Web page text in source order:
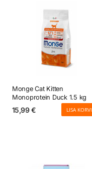
Monge Cat Kitten
Monoprotein Duck 1.5 kg
15,99€ LISA KORVI